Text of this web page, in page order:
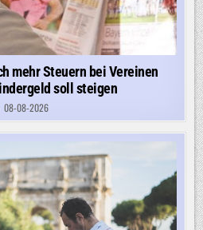
mehr Steuern bei Vereinen
soll steigen
08-08-2026